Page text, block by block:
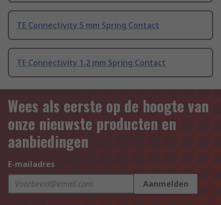
TE Connectivity 5 mm Spring Contact
TE Connectivity 1.2 mm Spring Contact
Wees als eerste op de hoogte van
onze nieuwste producten en
aanbiedingen
E-mailadres
Aanmelden